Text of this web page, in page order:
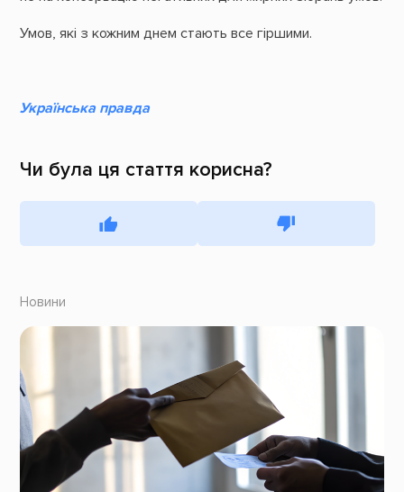
Умов, які з кожним днем стають все гіршими.
Українська правда
Чи була ця стаття корисна?
Новини